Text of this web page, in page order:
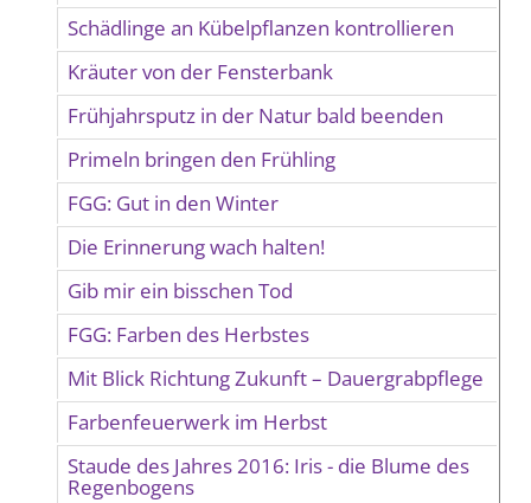
Schädlinge an Kübelpflanzen kontrollieren
Kräuter von der Fensterbank
Frühjahrsputz in der Natur bald beenden
Primeln bringen den Frühling
FGG: Gut in den Winter
Die Erinnerung wach halten!
Gib mir ein bisschen Tod
FGG: Farben des Herbstes
Mit Blick Richtung Zukunft – Dauergrabpflege
Farbenfeuerwerk im Herbst
Staude des Jahres 2016: Iris - die Blume des
Regenbogens